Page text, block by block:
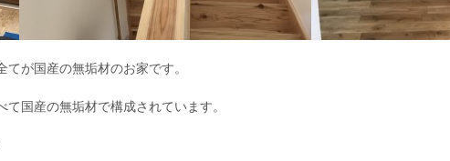
が国産の無垢材のお家です。
国産の無垢材で構成されています。